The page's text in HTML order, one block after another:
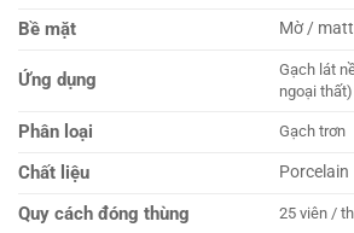
Bề mặt Mờ / matt
Ứng dụng
Gạch lát
ngoại thất)
Phân loại Gạch trơn
Chất liệu Porcelain
Quy cách đóng thùng 25 viên /